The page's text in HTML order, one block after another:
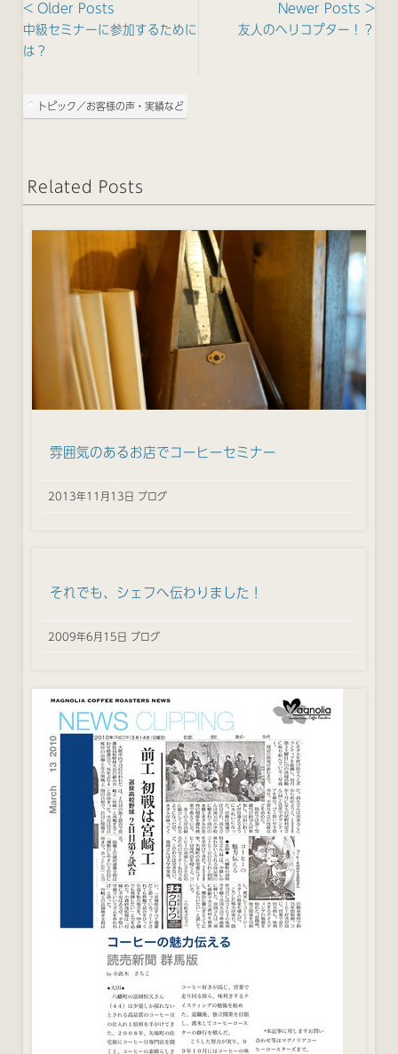
< Older Posts
中級セミナーに参加するために
は？
Newer Posts >
友人のヘリコプター！？
トピック／お客様の声・実績など
Related Posts
雰囲気のあるお店でコーヒーセミナー
2013年11月13日 ブログ
それでも、シェフへ伝わりました！
2009年6月15日 ブログ